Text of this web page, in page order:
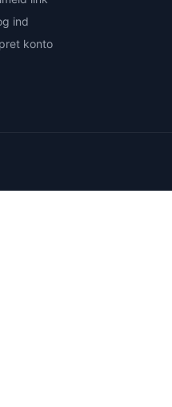
ind
konto